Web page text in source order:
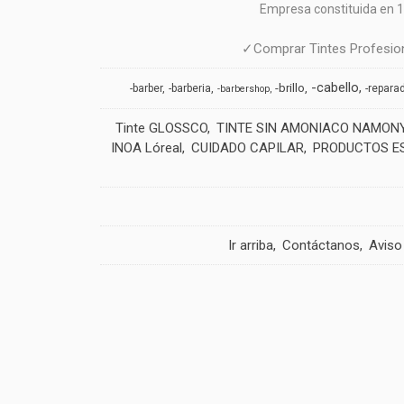
Empresa constituida en
✓Comprar Tintes
-barber -barberia -barbershop -brillo -cabello -
Tinte GLOSSCO TINTE SIN AMONIACO
INOA Lóreal
CUIDADO CAPILAR PRODUCTOS
Ir arriba Contáctanos Aviso